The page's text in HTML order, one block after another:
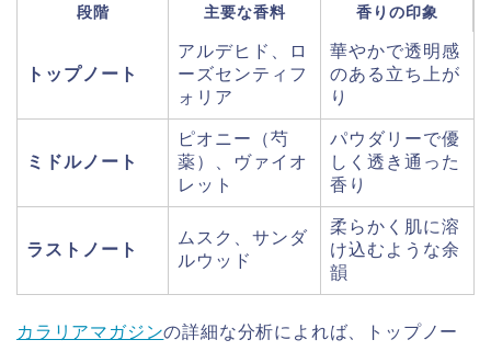
段階 主要な香料 香りの印象
トップノート
アルデヒド、ロ
ーズセンティフ
ォリア
華やかで透明感
のある立ち上が
り
ミドルノート
ピオニー（芍
薬）、ヴァイオ
レット
パウダリーで優
しく透き通った
香り
ラストノート
ムスク、サンダ
ルウッド
柔らかく肌に溶
け込むような余
韻
カラリアマガジンの詳細な分析によれば、トップノー